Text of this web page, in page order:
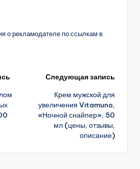
о рекламодателе по ссылкам в
Следующая запись
Крем мужской для
увеличения Vitamuno,
«Ночной снайпер», 50
мл (цены, отзывы,
описание)